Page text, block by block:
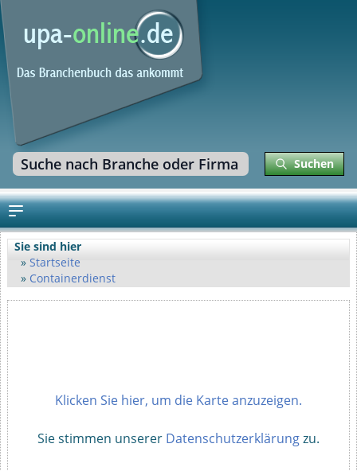
Suchen
Sie sind hier
Startseite
Containerdienst
Klicken Sie hier, um die Karte anzuzeigen.
Sie stimmen unserer Datenschutzerklärungzu.